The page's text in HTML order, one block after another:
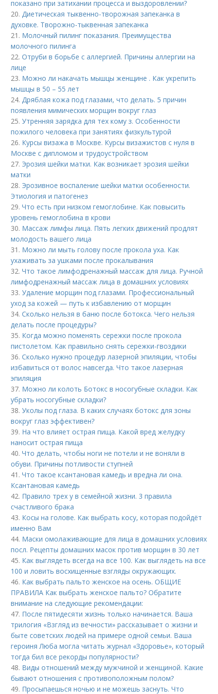
показано при затихании процесса и выздоровлении?
20. Диетическая тыквенно-творожная запеканка в
духовке. Творожно-тыквенная запеканка
21. Молочный пилинг показания. Преимущества
молочного пилинга
22.Отруби в борьбе с аллергией. Причины аллергии на
лице
23. Можно ли накачать мышцы женщине . Как укрепить
мышцы в 50 – 55 лет
24. Дряблая кожа под глазами, что делать. 5 причин
появления мимических морщин вокруг глаз
25.Утренняя зарядка для тех кому з. Особенности
пожилого человека при занятиях физкультурой
26. Курсы визажа в Москве. Курсы визажистов с нуля в
Москве с дипломом и трудоустройством
27. Эрозия шейки матки. Как возникает эрозия шейки
матки
28. Эрозивное воспаление шейки матки особенности.
Этиология и патогенез
29.Что есть при низком гемоглобине. Как повысить
уровень гемоглобина в крови
30. Массаж лимфы лица. Пять легких движений продлят
молодость вашего лица
31. Можно ли мыть голову после прокола уха. Как
ухаживать за ушками после прокалывания
32.Что такое лимфодренажный массаж для лица. Ручной
лимфодренажный массаж лица в домашних условиях
33.Удаление морщин под глазами. Профессиональный
уход за кожей — путь к избавлению от морщин
34.Сколько нельзя в баню после ботокса. Чего нельзя
делать после процедуры?
35. Когда можно поменять сережки после прокола
пистолетом. Как правильно снять сережки-гвоздики
36.Сколько нужно процедур лазерной эпиляции, чтобы
избавиться от волос навсегда. Что такое лазерная
эпиляция
37. Можно ли колоть Ботокс в носогубные складки. Как
убрать носогубные складки?
38.Уколы под глаза. В каких случаях ботокс для зоны
вокруг глаз эффективен?
39. На что влияет острая пища. Какой вред желудку
наносит острая пища
40.Что делать, чтобы ноги не потели и не воняли в
обуви. Причины потливости ступней
41.Что такое ксантановая камедь и вредна ли она.
Ксантановая камедь
42. Правило трех у в семейной жизни. 3 правила
счастливого брака
43. Косы на голове. Как выбрать косу, которая подойдёт
именно Вам
44. Маски омолаживающие для лица в домашних условиях
посл. Рецепты домашних масок против морщин в 30 лет
45. Как выглядеть всегда на все 100. Как выглядеть на все
100 и ловить восхищенные взгляды окружающих.
46. Как выбрать пальто женское на осень. ОБЩИЕ
ПРАВИЛА Как выбрать женское пальто? Обратите
внимание на следующие рекомендации:
47. После пятидесяти жизнь только начинается. Ваша
трилогия «Взгляд из вечности» рассказывает о жизни и
быте советских людей на примере одной семьи. Ваша
героиня Люба могла читать журнал «Здоровье», который
тогда бил все рекорды популярности?
48. Виды отношений между мужчиной и женщиной. Какие
бывают отношения с противоположным полом?
49. Просыпаешься ночью и не можешь заснуть. Что